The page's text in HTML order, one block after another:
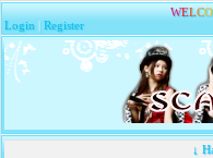
WELCO
Login |Register
↓